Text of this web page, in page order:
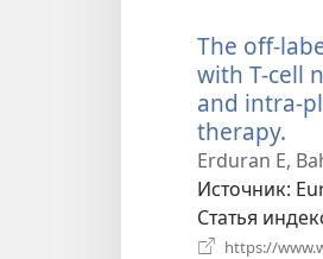
The off-
with T-cell
and intra-
therapy.
в
Erduran E,
Источник‎:
Статья
https://